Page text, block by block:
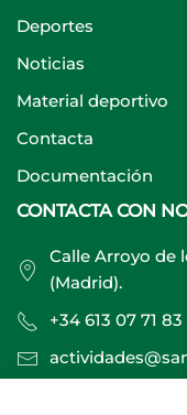
Deportes
Noticias
Material deportivo
Contacta
Documentación
CONTACTA CON
Calle Arroyo de
(Madrid).
+34 613 07 71 83